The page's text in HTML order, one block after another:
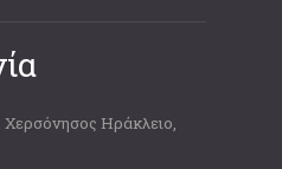
Χερσόνησος Ηράκλειο,